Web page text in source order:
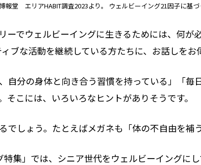
報堂 エリアHABIT調査2023より。 ウェルビーイング21因子に基づ
ーでウェルビーイングに生きるためには、何
ブな活動を継続している方たちに、お話しをお
自分の身体と向き合う習慣を持っている」「毎
こには、いろいろなヒントがありそうです。
しょう。たとえばメガネも「体の不自由を補
集」では、シニア世代をウェルビーイングに